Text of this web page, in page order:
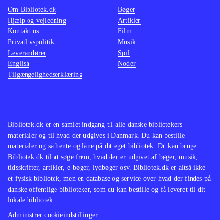
figurer (2 små, 1 stor), en Portal of
Power, byttekort og klistermærker. At
man skal bruge både figurer og
portal, vil uden tvivl besværliggøre
klargøring af dette materiale.
Bibliotek.dk er en samlet indgang til alle danske bibliotekers
materialer og til hvad der udgives i Danmark. Du kan bestille
materialer og så hente og låne på dit eget bibliotek. Du kan bruge
Bibliotek.dk til at søge frem, hvad der er udgivet af bøger, musik,
tidsskrifter, artikler, e-bøger, lydbøger osv. Bibliotek.dk er altså ikke
et fysisk bibliotek, men en database og service over hvad der findes på
danske offentlige biblioteker, som du kan bestille og få leveret til dit
lokale bibliotek.
Administrer cookieindstillinger
Om Bibliotek.dk
Hjælp og vejledning
Kontakt os
Privatlivspolitik
Leverandører
English
Tilgængelighedserklæring
Bøger
Artikler
Film
Musik
Spil
Noder